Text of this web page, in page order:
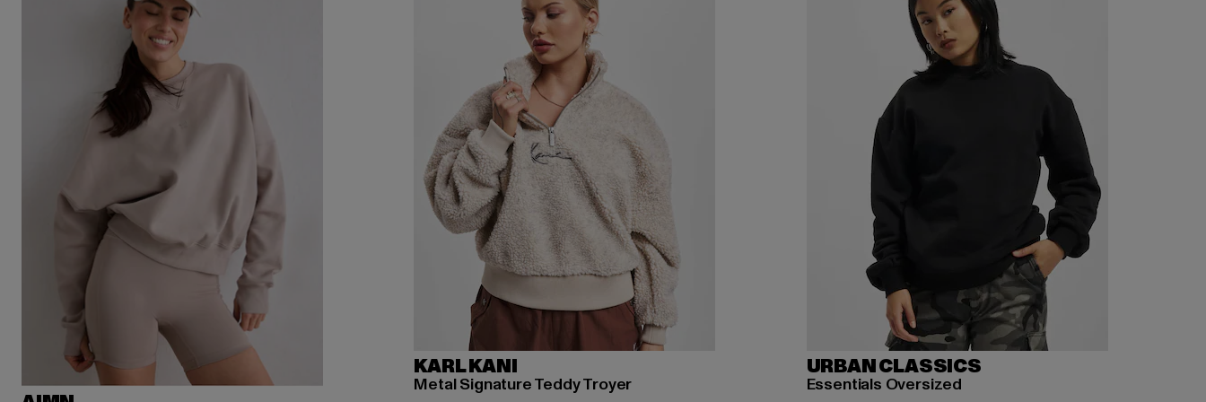
KARL KANI
Metal Signature Teddy Troyer
URBAN CLASSICS
Essentials Oversized